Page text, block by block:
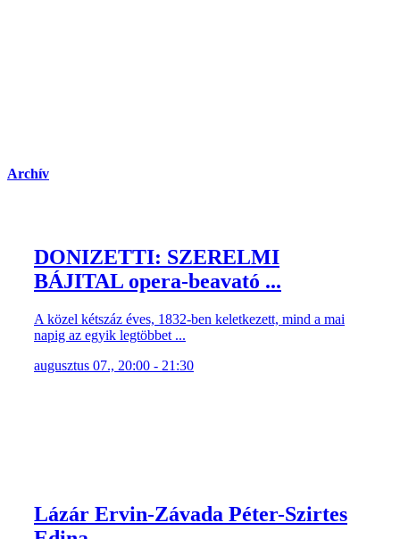
Archív
DONIZETTI: SZERELMI
BÁJITAL opera-beavató ...
A közel kétszáz éves, 1832-ben keletkezett, mind a mai
napig az egyik legtöbbet ...
augusztus 07., 20:00 - 21:30
Lázár Ervin-Závada Péter-Szirtes